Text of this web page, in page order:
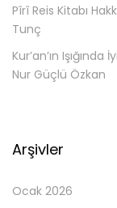
Pîrî Reis Kitabı
Tunç
Kur’an’ın Işığında
Nur Güçlü Özkan
Arşivler
Ocak 2026